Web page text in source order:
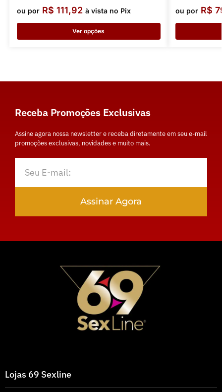
ou por R$ 111,92 à vista no Pix
Ver opções
ou por R$
Receba Promoções Exclusivas
Assine agora nossa newsletter e receba diretamente em seu e-mail
promoções exclusivas, novidades e muito mais.
Assinar Agora
Lojas 69 Sexline